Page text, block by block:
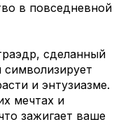
в повседневной
сделанный
символизирует
и энтузиазме.
мечтах и
зажигает ваше